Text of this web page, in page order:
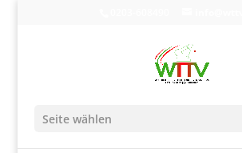
Seite wählen